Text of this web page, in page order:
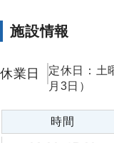
施設情報
休業日
定休日：土
月3日）
時間